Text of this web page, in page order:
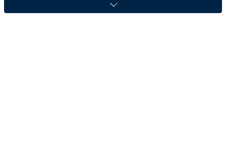
※本記事で紹介している商品の購入やサービスの利用により、売上の一部が